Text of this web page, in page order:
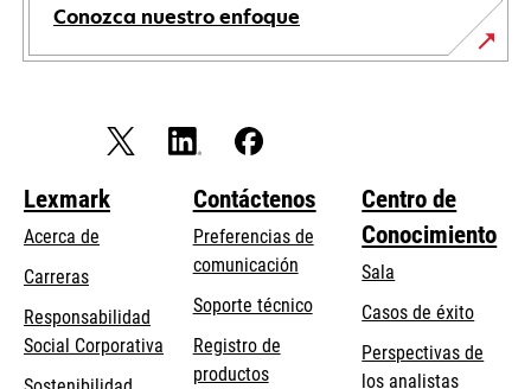
Conozca nuestro enfoque
Lexmark
Acerca de
Carreras
Responsabilidad
Social Corporativa
abre
Contáctenos
Preferencias de
comunicación
Soporte técnicose
Registro de
productos
Centro de
Conocimiento
Sala
Casos de éxito
Perspectivas de
los analistas